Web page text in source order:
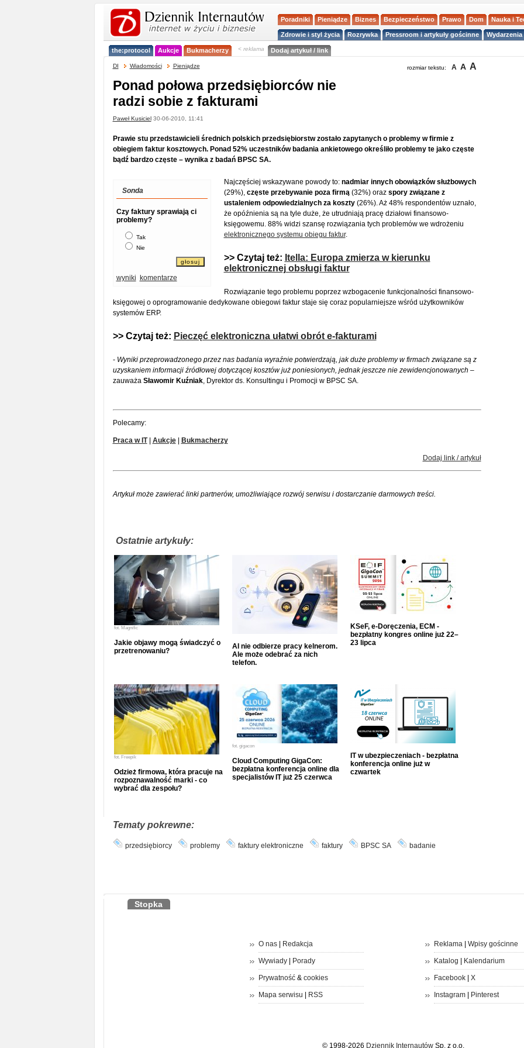
Poradniki Pieniądze Biznes Bezpieczeństwo Prawo Dom Nauka i
Zdrowie i styl życia Rozrywka Pressroom i artykuły gościnne
the:protocol Aukcje Bukmacherzy < reklama Dodaj artykuł / link
DI Wiadomości Pieniądze rozmiar tekstu: A A A
Ponad połowa przedsiębiorców nie
radzi sobie z fakturami
Paweł Kusiciel30-06-2010, 11:41
Prawie stu przedstawicieli średnich polskich przedsiębiorstw zostało zapytanych o problemy w firmie z
obiegiem faktur kosztowych. Ponad 52% uczestników badania ankietowego określiło problemy te jako częste
bądź bardzo częste – wynika z badań BPSC SA.
Sonda
Czy faktury sprawiają ci
problemy?
Tak
Nie
wyniki komentarze
Najczęściej wskazywane powody to: nadmiar innych obowiązków służbowych
(29%), częste przebywanie poza firmą(32%) oraz spory związane z
ustaleniem odpowiedzialnych za koszty(26%). Aż 48% respondentów uznało,
że opóźnienia są na tyle duże, że utrudniają pracę działowi finansowo-
księgowemu. 88% widzi szansę rozwiązania tych problemów we wdrożeniu
elektronicznego systemu obiegu faktur.
>> Czytaj też: Itella: Europa zmierza w kierunku
elektronicznej obsługi faktur
Rozwiązanie tego problemu poprzez wzbogacenie funkcjonalności finansowo-
księgowej o oprogramowanie dedykowane obiegowi faktur staje się coraz popularniejsze wśród użytkowników
systemów ERP.
>> Czytaj też: Pieczęć elektroniczna ułatwi obrót e-fakturami
- Wyniki przeprowadzonego przez nas badania wyraźnie potwierdzają, jak duże problemy w firmach związane są z
uzyskaniem informacji źródłowej dotyczącej kosztów już poniesionych, jednak jeszcze nie zewidencjonowanych –
zauważa Sławomir Kuźniak, Dyrektor ds. Konsultingu i Promocji w BPSC SA.
Polecamy:
Praca w IT| Aukcje| Bukmacherzy
Dodaj link / artykuł
Artykuł może zawierać linki partnerów, umożliwiające rozwój serwisu i dostarczanie darmowych treści.
Ostatnie artykuły:
fot. Magnific
Jakie objawy mogą świadczyć o
przetrenowaniu?
AI nie odbierze pracy kelnerom.
Ale może odebrać za nich
telefon.
KSeF, e-Doręczenia, ECM -
bezpłatny kongres online już 22–
23 lipca
fot. Freepik
Odzież firmowa, która pracuje na
rozpoznawalność marki - co
wybrać dla zespołu?
fot. gigacon
Cloud Computing GigaCon:
bezpłatna konferencja online dla
specjalistów IT już 25 czerwca
IT w ubezpieczeniach - bezpłatna
konferencja online już w
czwartek
Tematy pokrewne:
przedsiębiorcy problemy faktury elektroniczne faktury BPSC SA badanie
Stopka
O nas| Redakcja
Wywiady| Porady
Prywatność& cookies
Mapa serwisu RSS
Reklama| Wpisy gościnne
Katalog Kalendarium
Facebook| X
Instagram| Pinterest
© 1998-2026 Dziennik InternautówSp. z o.o.